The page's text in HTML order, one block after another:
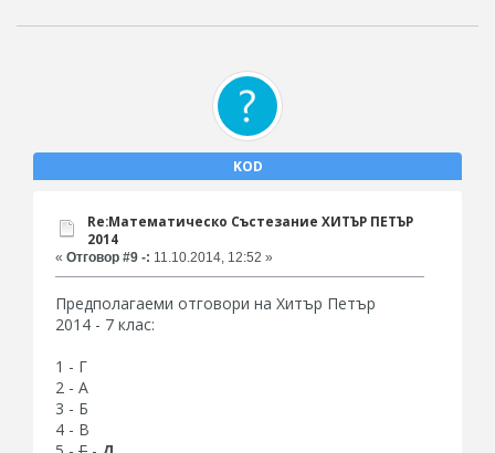
KOD
Re:Математическо Състезание ХИТЪР ПЕТЪР
2014
« Отговор #9 -: 11.10.2014, 12:52 »
Предполагаеми отговори на Хитър Петър
2014 - 7 клас:
1 - Г
2 - А
3 - Б
4 - В